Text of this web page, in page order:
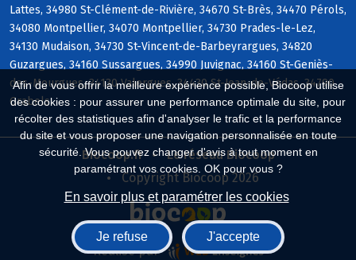
Afin de vous offrir la meilleure expérience possible, Biocoop utilise
des cookies : pour assurer une performance optimale du site, pour
récolter des statistiques afin d'analyser le trafic et la performance
du site et vous proposer une navigation personnalisée en toute
sécurité. Vous pouvez changer d'avis à tout moment en
paramétrant vos cookies. OK pour vous ?
En savoir plus et paramétrer les cookies
Je refuse J'accepte
Lattes, 34980 St-Clément-de-Rivière, 34670 St-Brès, 34470 Pérols,
34080 Montpellier, 34070 Montpellier, 34730 Prades-le-Lez,
34130 Mudaison, 34730 St-Vincent-de-Barbeyrargues, 34820
Guzargues, 34160 Sussargues, 34990 Juvignac, 34160 St-Geniès-
des-Mourgues, 34130 Valergues, 34430 St-Jean-de-Védas, 34790
Grabels
Biocoop.fr
Le réseau Biocoop
Copyright Biocoop 2026
Réalisé par